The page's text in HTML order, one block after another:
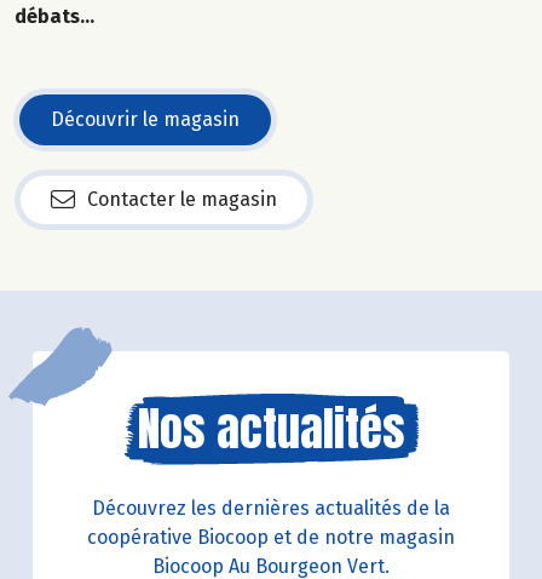
débats...
Découvrir le magasin
Contacter le magasin
Nos actualités
Découvrez les dernières actualités de la
coopérative Biocoop et de notre magasin
Biocoop Au Bourgeon Vert.